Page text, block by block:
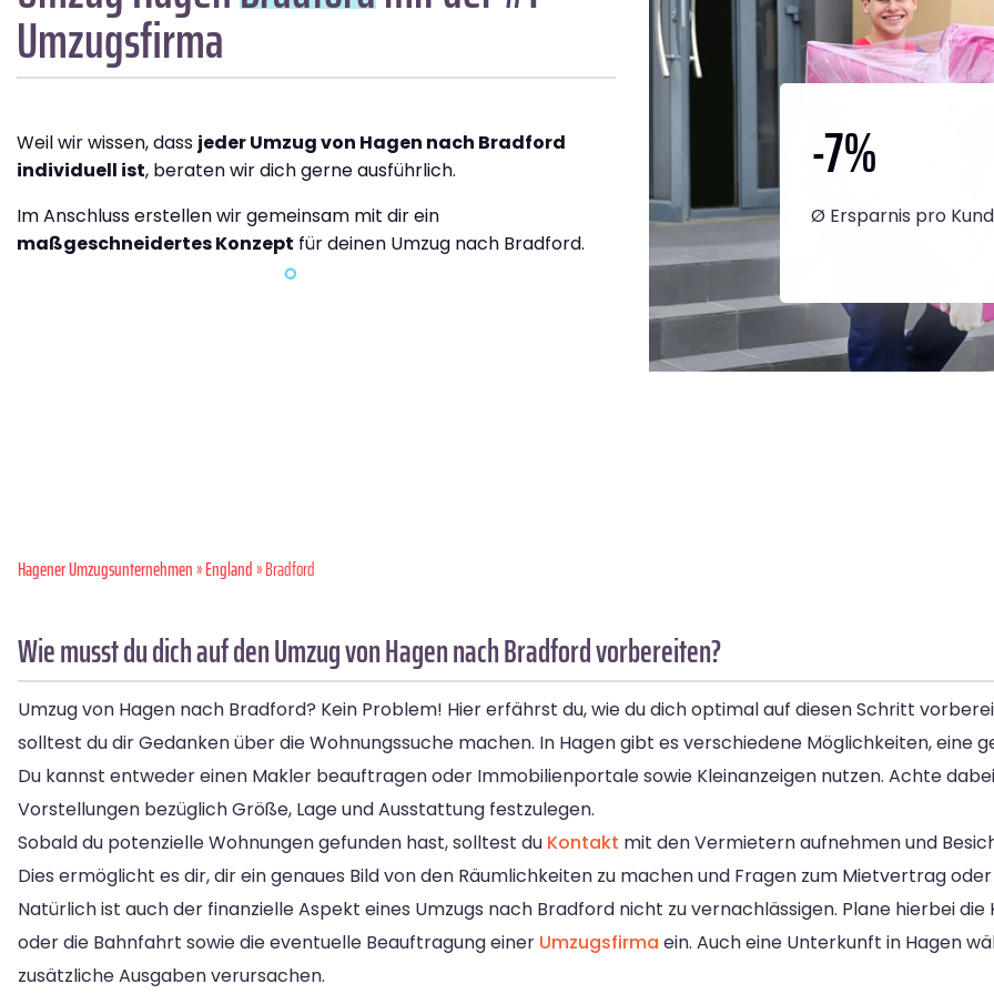
Umzugsfirma
Weil wir wissen, dass jeder Umzug von Hagen nach Bradford
individuell ist, beraten wir dich gerne ausführlich.
Im Anschluss erstellen wir gemeinsam mit dir ein
maßgeschneidertes Konzept für deinen Umzug nach Bradford.
-7%
Ø Ersparnis pro
Hagener Umzugsunternehmen»England» Bradford
Wie musst du dich auf den Umzug von Hagen nach Bradford vorbereiten?
Umzug von Hagen nach Bradford? Kein Problem! Hier erfährst du, wie du dich optimal auf diesen Schritt
solltest du dir Gedanken über die Wohnungssuche machen. In Hagen gibt es verschiedene Möglichkeiten, eine
Du kannst entweder einen Makler beauftragen oder Immobilienportale sowie Kleinanzeigen nutzen. Achte
Vorstellungen bezüglich Größe, Lage und Ausstattung festzulegen.
Sobald du potenzielle Wohnungen gefunden hast, solltest du Kontakt mit den Vermietern aufnehmen und
Dies ermöglicht es dir, dir ein genaues Bild von den Räumlichkeiten zu machen und Fragen zum Mietvertrag
Natürlich ist auch der finanzielle Aspekt eines Umzugs nach Bradford nicht zu vernachlässigen. Plane hierbei
oder die Bahnfahrt sowie die eventuelle Beauftragung einer Umzugsfirma ein. Auch eine Unterkunft in Hagen
zusätzliche Ausgaben verursachen.